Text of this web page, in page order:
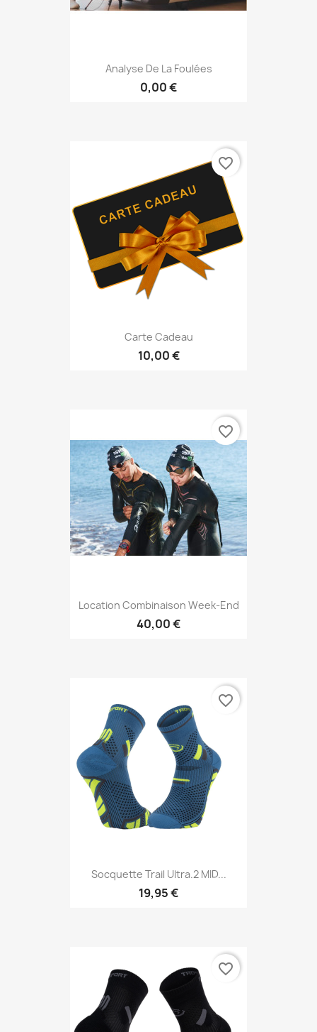
Analyse De La Foulées
0,00 €
Carte Cadeau
10,00 €
favorite_border
Location Combinaison Week-End
40,00 €
favorite_border
Socquette Trail Ultra.2 MID...
19,95 €
favorite_border
favorite_border